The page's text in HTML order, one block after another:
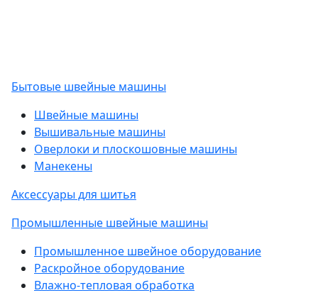
Бытовые швейные машины
Швейные машины
Вышивальные машины
Оверлоки и плоскошовные машины
Манекены
Аксессуары для шитья
Промышленные швейные машины
Промышленное швейное оборудование
Раскройное оборудование
Влажно-тепловая обработка